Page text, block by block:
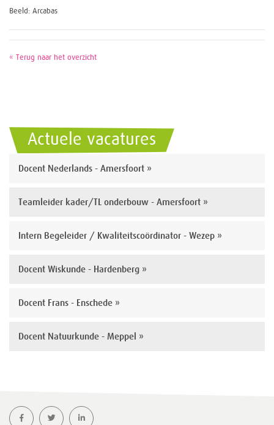
Beeld: Arcabas
« Terug naar het overzicht
Actuele vacatures
Docent Nederlands - Amersfoort »
Teamleider kader/TL onderbouw - Amersfoort »
Intern Begeleider / Kwaliteitscoördinator - Wezep »
Docent Wiskunde - Hardenberg »
Docent Frans - Enschede »
Docent Natuurkunde - Meppel »